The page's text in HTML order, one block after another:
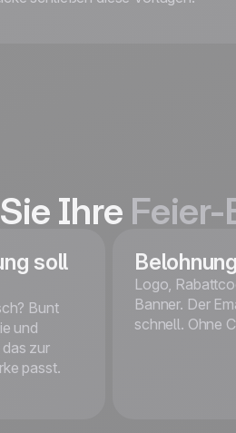
Ihre Feier-
soll
Bunt
und
zur
passt.
Logo,
Banner. Der
schnell. Ohne